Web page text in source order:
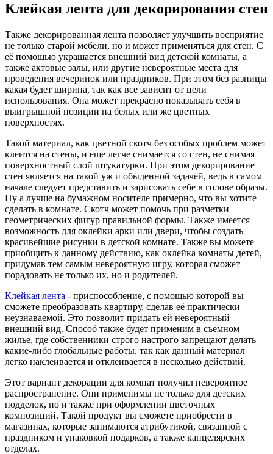
Клейкая лента для декорирования стен
Также декорированная лента позволяет улучшить восприятие
не только старой мебели, но и может применяться для стен. С
её помощью украшается внешний вид детской комнаты, а
также актовые залы, или другие невероятные места для
проведения вечеринок или праздников. При этом без разницы
какая будет ширина, так как все зависит от цели
использования. Она может прекрасно показывать себя в
выигрышной позиции на белых или же цветных
поверхностях.
Такой материал, как цветной скотч без особых проблем может
клеится на стены, и еще легче снимается со стен, не снимая
поверхностный слой штукатурки. При этом декорирование
стен является на такой уж и обыденной задачей, ведь в самом
начале следует представить и зарисовать себе в голове образы.
Ну а лучше на бумажном носителе примерно, что вы хотите
сделать в комнате. Скотч может помочь при разметки
геометрических фигур правильной формы. Также имеется
возможность для оклейки арки или двери, чтобы создать
красивейшие рисунки в детской комнате. Также вы можете
приобщить к данному действию, как оклейка комнаты детей,
придумав тем самым невероятную игру, которая сможет
порадовать не только их, но и родителей.
Клейкая лента - приспособление, с помощью которой вы
сможете преобразовать квартиру, сделав её практически
неузнаваемой. Это позволит придать ей невероятный
внешний вид. Способ также будет применим в съемном
жилье, где собственники строго настрого запрещают делать
какие-либо глобальные работы, так как данный материал
легко наклеивается и отклеивается в несколько действий.
Этот вариант декорации для комнат получил невероятное
распространение. Они применимы не только для детских
подделок, но и также при оформлении цветочных
композиций. Такой продукт вы сможете приобрести в
магазинах, которые занимаются атрибутикой, связанной с
праздником и упаковкой подарков, а также канцелярских
отделах.